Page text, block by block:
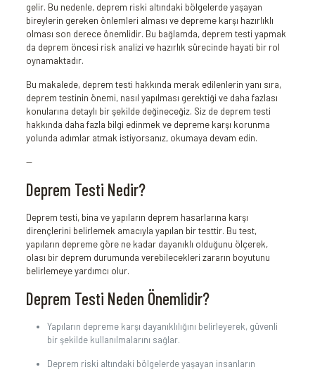
gelir. Bu nedenle, deprem riski altındaki bölgelerde yaşayan
bireylerin gereken önlemleri alması ve depreme karşı hazırlıklı
olması son derece önemlidir. Bu bağlamda, deprem testi yapmak
da deprem öncesi risk analizi ve hazırlık sürecinde hayati bir rol
oynamaktadır.
Bu makalede, deprem testi hakkında merak edilenlerin yanı sıra,
deprem testinin önemi, nasıl yapılması gerektiği ve daha fazlası
konularına detaylı bir şekilde değineceğiz. Siz de deprem testi
hakkında daha fazla bilgi edinmek ve depreme karşı korunma
yolunda adımlar atmak istiyorsanız, okumaya devam edin.
—
Deprem Testi Nedir?
Deprem testi, bina ve yapıların deprem hasarlarına karşı
dirençlerini belirlemek amacıyla yapılan bir testtir. Bu test,
yapıların depreme göre ne kadar dayanıklı olduğunu ölçerek,
olası bir deprem durumunda verebilecekleri zararın boyutunu
belirlemeye yardımcı olur.
Deprem Testi Neden Önemlidir?
Yapıların depreme karşı dayanıklılığını belirleyerek, güvenli
bir şekilde kullanılmalarını sağlar.
Deprem riski altındaki bölgelerde yaşayan insanların